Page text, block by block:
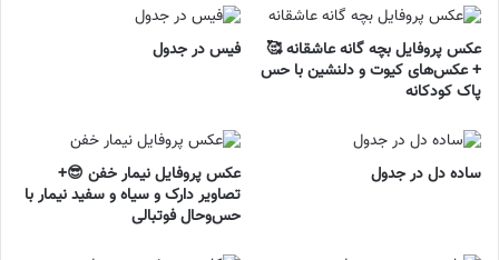
عکس پروفایل بچه گانه عاشقانه 🥰
+ عکس‌های کیوت و دلنشین با حس
پاک کودکانه
فیس در جدول
ساده دل در جدول
عکس پروفایل نیمار خفن 😎+
تصاویر دارک و سیاه و سفید نیمار با
حس‌وحال فوتبالی